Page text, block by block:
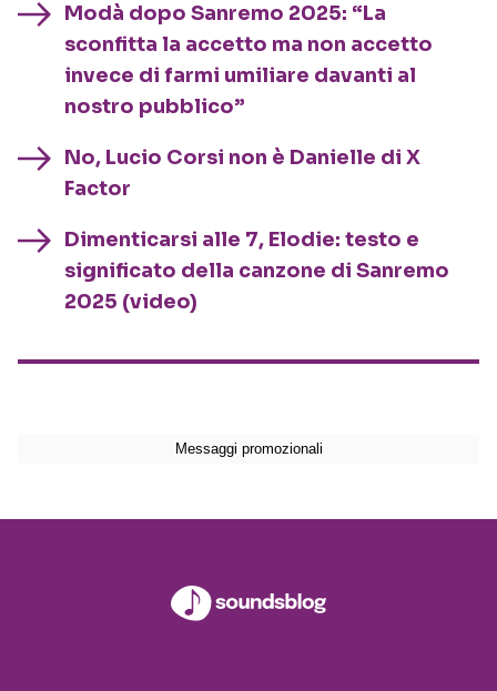
Modà dopo Sanremo 2025: “La
sconfitta la accetto ma non accetto
invece di farmi umiliare davanti al
nostro pubblico”
No, Lucio Corsi non è Danielle di X
Factor
Dimenticarsi alle 7, Elodie: testo e
significato della canzone di Sanremo
2025 (video)